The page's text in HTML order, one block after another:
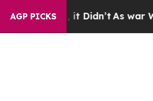
AGP PICKS
it Didn’tAs war With Iran